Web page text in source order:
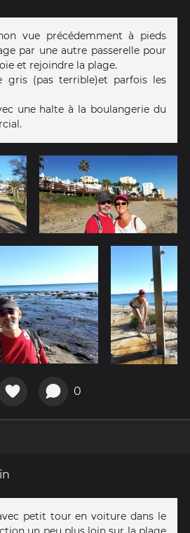
vue précédemment à pieds
par une autre passerelle pour
et rejoindre la plage.
gris (pas terrible)et parfois les
une halte à la boulangerie du
0
petit tour en voiture dans le